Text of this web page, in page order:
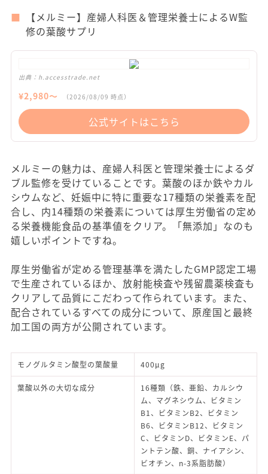
【メルミー】産婦人科医＆管理栄養士によるW監
修の葉酸サプリ
出典： h.accesstrade.net
¥2,980〜 （2026/08/09 時点）
公式サイトはこちら
メルミーの魅力は、産婦人科医と管理栄養士によるダ
ブル監修を受けていることです。葉酸のほか鉄やカル
シウムなど、妊娠中に特に重要な17種類の栄養素を配
合し、内14種類の栄養素については厚生労働省の定め
る栄養機能食品の基準値をクリア。「無添加」なのも
嬉しいポイントですね。
厚生労働省が定める管理基準を満たしたGMP認定工場
で生産されているほか、放射能検査や残留農薬検査も
クリアして品質にこだわって作られています。また、
配合されているすべての成分について、原産国と最終
加工国の両方が公開されています。
モノグルタミン酸型の葉酸量 400μg
葉酸以外の大切な成分
16種類（鉄、亜鉛、カルシウ
ム、マグネシウム、ビタミン
B1、ビタミンB2、ビタミン
B6、ビタミンB12、ビタミン
C、ビタミンD、ビタミンE、パ
ントテン酸、銅、ナイアシン、
ビオチン、n-3系脂肪酸）